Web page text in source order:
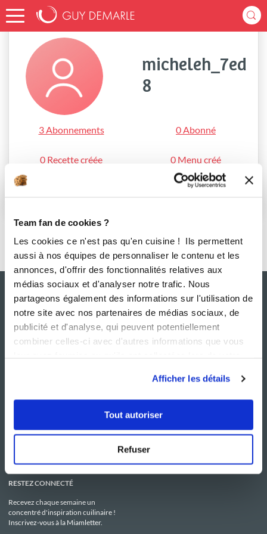
Team fan de cookies ?
Les cookies ce n'est pas qu'en cuisine ! Ils permettent
aussi à nos équipes de personnaliser le contenu et les
annonces, d'offrir des fonctionnalités relatives aux
médias sociaux et d'analyser notre trafic. Nous
partageons également des informations sur l'utilisation de
notre site avec nos partenaires de médias sociaux, de
publicité et d'analyse, qui peuvent potentiellement
combiner celles-ci avec d'autres informations que vous
Afficher les détails
Tout autoriser
Refuser
Accueil micheleh_7ed8
micheleh_7ed
8
3 Abonnements 0 Abonné
0 Recette créée 0 Menu créé
Le Mag'
Boutique
C.G.U
Politique de confidentialité
Utilisation des Cookies
RESTEZ CONNECTÉ
Recevez chaque semaine un
concentré d'inspiration cuilinaire !
Inscrivez-vous à la Miamletter.